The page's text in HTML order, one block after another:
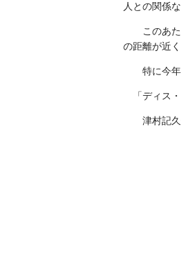
人との関係
このあた
の距離が近
特に今年
「ディス
津村記
国